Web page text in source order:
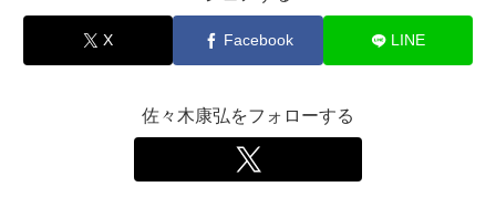
X Facebook LINE
佐々木康弘をフォローする